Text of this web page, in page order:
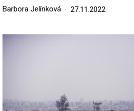
Barbora Jelínková 27.11.2022